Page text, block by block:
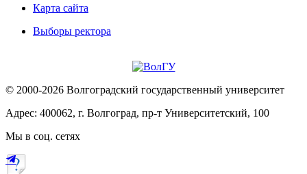
Карта сайта
Выборы ректора
© 2000-2026 Волгоградский государственный университет
Адрес: 400062, г. Волгоград, пр-т Университетский, 100
Мы в соц. сетях